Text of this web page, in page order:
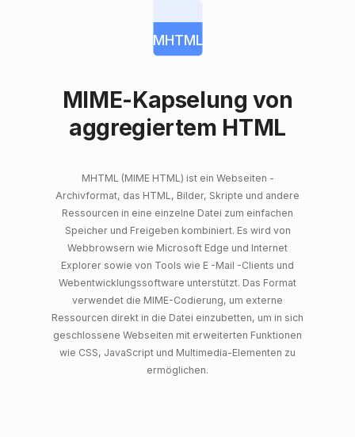
MHTML
MIME-Kapselung von
aggregiertem HTML
MHTML (MIME HTML) ist ein Webseiten -
Archivformat, das HTML, Bilder, Skripte und andere
Ressourcen in eine einzelne Datei zum einfachen
Speicher und Freigeben kombiniert. Es wird von
Webbrowsern wie Microsoft Edge und Internet
Explorer sowie von Tools wie E -Mail -Clients und
Webentwicklungssoftware unterstützt. Das Format
verwendet die MIME-Codierung, um externe
Ressourcen direkt in die Datei einzubetten, um in sich
geschlossene Webseiten mit erweiterten Funktionen
wie CSS, JavaScript und Multimedia-Elementen zu
ermöglichen.